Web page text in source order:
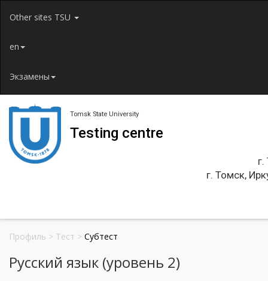
Other sites TSU
en
Экзамены
Tomsk State University
Testing centre
г. Томск,
Профиль > Тест > Субтест
Русский язык (уровень 2)